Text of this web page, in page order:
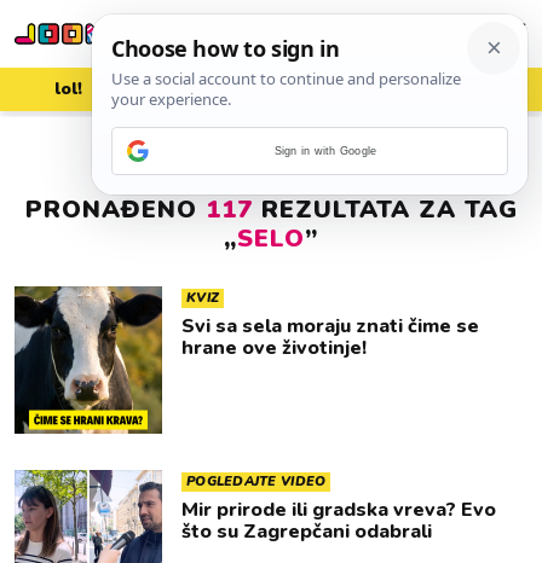
lol! aww vrh! woot?!
PRONAĐENO 117 REZULTATA ZA TAG
„SELO”
KVIZ
Svi sa sela moraju znati čime se
hrane ove životinje!
POGLEDAJTE VIDEO
Mir prirode ili gradska vreva? Evo
što su Zagrepčani odabrali
Sign in with Google